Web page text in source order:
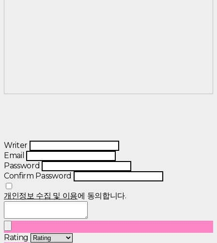
Writer
Email
Password
Confirm Password
개인정보 수집 및 이용에 동의합니다.
Rating